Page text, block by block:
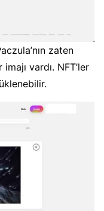
zaten
vardı. NFT’ler